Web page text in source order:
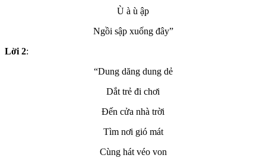
Ù à ù ập
Ngồi sập xuống đây”
Lời 2:
“Dung dăng dung dẻ
Dắt trẻ đi chơi
Đến cửa nhà trời
Tìm nơi gió mát
Cùng hát véo von